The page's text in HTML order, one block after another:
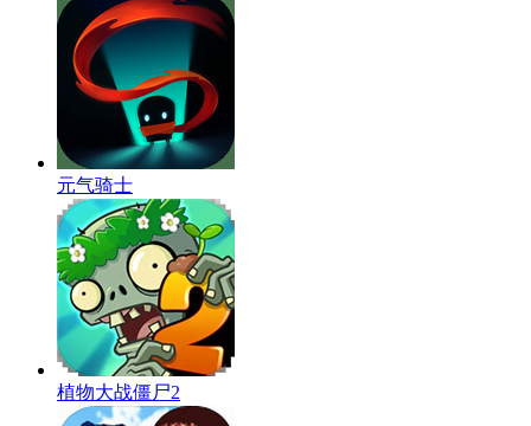
元气骑士
植物大战僵尸2